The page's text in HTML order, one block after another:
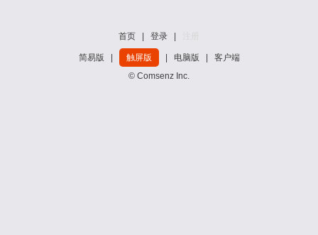
首页 登录
简易版 触屏版 电脑版
客户端
© Comsenz Inc.